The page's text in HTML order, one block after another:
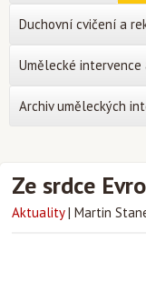
Ze srdce
Aktuality | Martin
Duchovní cvičení a
Umělecké intervence
Archiv uměleckých